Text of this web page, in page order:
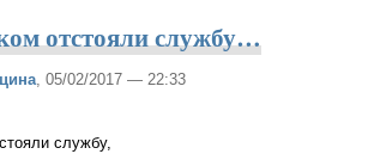
отстояли службу…
, 05/02/2017 — 22:33
службу,